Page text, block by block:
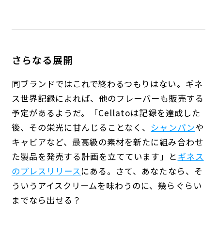
さらなる展開
同ブランドではこれで終わるつもりはない。ギネ
ス世界記録によれば、他のフレーバーも販売する
予定があるようだ。「Cellatoは記録を達成した
後、その栄光に甘んじることなく、 シャンパンや
キャビアなど、最高級の素材を新たに組み合わせ
た製品を発売する計画を立てています」と ギネス
のプレスリリース にある。さて、あなたなら、そ
ういうアイスクリームを味わうのに、幾らぐらい
までなら出せる？